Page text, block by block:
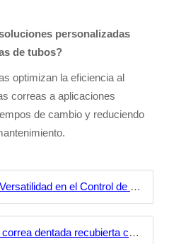
personalizadas
de tubos?
optimizan la eficiencia al
correas a aplicaciones
de cambio y reduciendo
en el Control de Movimiento
dentada recubierta confiable?